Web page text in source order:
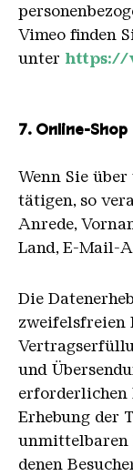
Vimeo finden
unter https://
7. Online-Shop
Wenn Sie
tätigen, so
Anrede,
Land, E-Mail-
Die
zweifelsfreien
und
Erhebung der
unmittelbaren
denen